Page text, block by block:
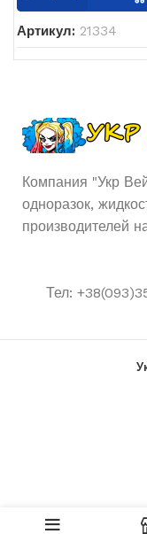
Артикул: 21334
Компания "Укр
одноразок,
производителей
Тел:
лед